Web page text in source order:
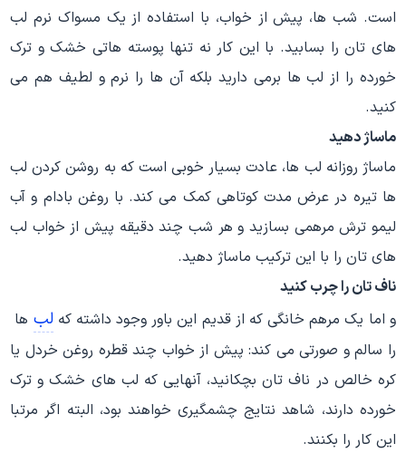
است. شب ها، پیش از خواب، با استفاده از یک مسواک نرم لب
های تان را بسابید. با این کار نه تنها پوسته هاتی خشک و ترک
خورده را از لب ها برمی دارید بلکه آن ها را نرم و لطیف هم می
کنید.
ماساژ دهید
ماساژ روزانه لب ها، عادت بسیار خوبی است که به روشن کردن لب
ها تیره در عرض مدت کوتاهی کمک می کند. با روغن بادام و آب
لیمو ترش مرهمی بسازید و هر شب چند دقیقه پیش از خواب لب
های تان را با این ترکیب ماساژ دهید.
ناف تان را چرب کنید
و اما یک مرهم خانگی که از قدیم این باور وجود داشته کهلب ها
را سالم و صورتی می کند: پیش از خواب چند قطره روغن خردل یا
کره خالص در ناف تان بچکانید، آنهایی که لب های خشک و ترک
خورده دارند، شاهد نتایج چشمگیری خواهند بود، البته اگر مرتبا
این کار را بکنند.